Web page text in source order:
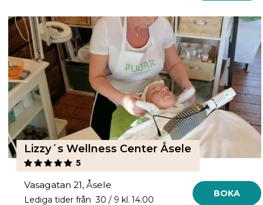
Lizzy´s Wellness Center Åsele
5
Vasagatan 21, Åsele
Lediga tider från 30 / 9 kl. 14:00
BOKA